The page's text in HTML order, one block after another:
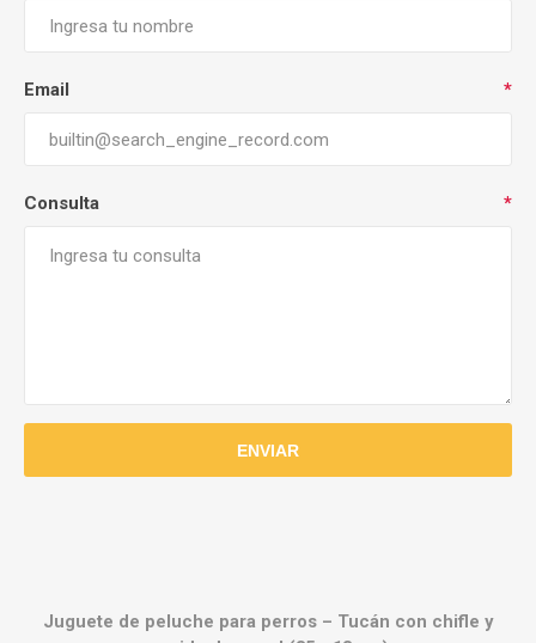
Email *
Consulta *
Juguete de peluche para perros – Tucán con chifle y